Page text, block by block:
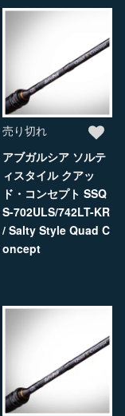
売り切れ
アブガルシア ソルテ
ィスタイル クアッ
ド・コンセプト SSQ
S-702ULS/742LT-KR
/ Salty Style Quad C
oncept